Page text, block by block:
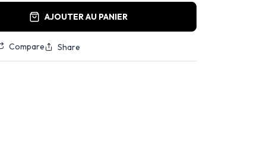
AJOUTER AU PANIER
Compare Share